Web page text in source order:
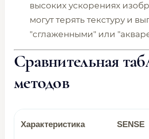
высоких ускорениях
могут терять текстуру и
"сглаженными" или
Сравнительная
методов
Характеристика SENSE